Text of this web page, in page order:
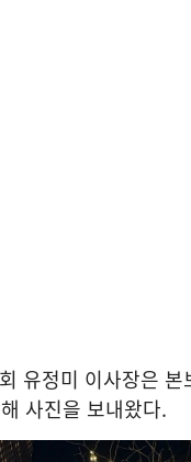
유정미 이사장은
사진을 보내왔다.